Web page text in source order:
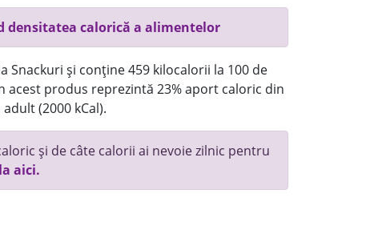
densitatea calorică a alimentelor
Snackuri și conține 459 kilocalorii la 100 de
acest produs reprezintă 23% aport caloric din
(2000 kCal).
și de câte calorii ai nevoie zilnic pentru
aici.